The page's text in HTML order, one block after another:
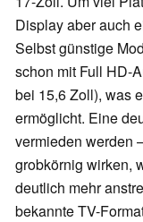
Display aber auch
Selbst günstige
schon mit Full HD-
bei 15,6 Zoll), was
ermöglicht. Eine
vermieden werden
grobkörnig wirken,
deutlich mehr
bekannte TV-